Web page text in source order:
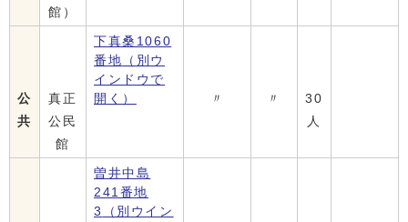
館）
公
共
真正
公民
館
下真桑1060
番地 （別ウ
インドウで
開く）
〃 〃
30
人
曽井中島
241番地
3
（別ウイン